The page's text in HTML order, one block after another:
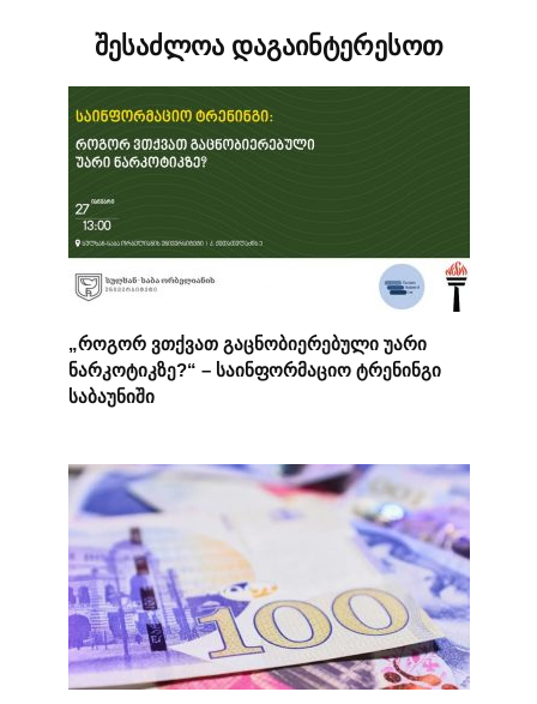
შესაძლოა დაგაინტერესოთ
„როგორ ვთქვათ გაცნობიერებული უარი
ნარკოტიკზე?“ – საინფორმაციო ტრენინგი
საბაუნიში